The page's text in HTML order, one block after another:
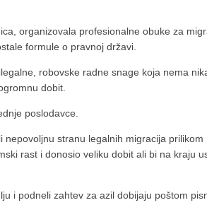
organizovala profesionalne obuke za
formule o pravnoj državi.
robovske radne snage koja nema
dobit.
poslodavce.
stranu legalnih migracija
rast i donosio veliku dobit ali bi na kraju
i podneli zahtev za azil dobijaju poštom